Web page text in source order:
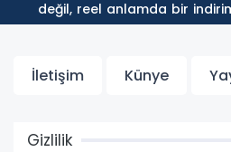
değil, reel anlamda bir
İletişim Künye
Gizlilik